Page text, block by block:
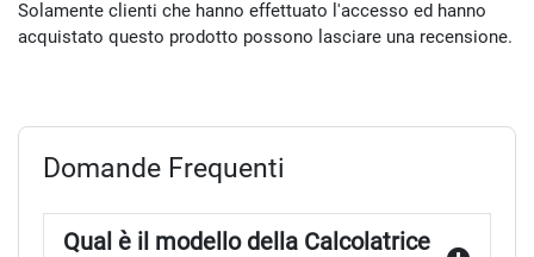
Solamente clienti che hanno effettuato l'accesso ed hanno
acquistato questo prodotto possono lasciare una recensione.
Domande Frequenti
Qual è il modello della Calcolatrice